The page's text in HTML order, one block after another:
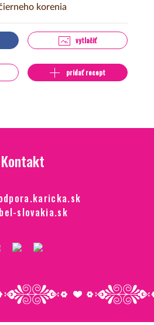
korenia
vytlačiť
pridať recept
Kontakt
slovakia.sk